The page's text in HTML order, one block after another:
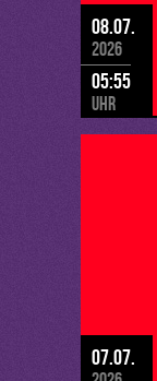
08.07.
2026
05:55
Uhr
07.07.